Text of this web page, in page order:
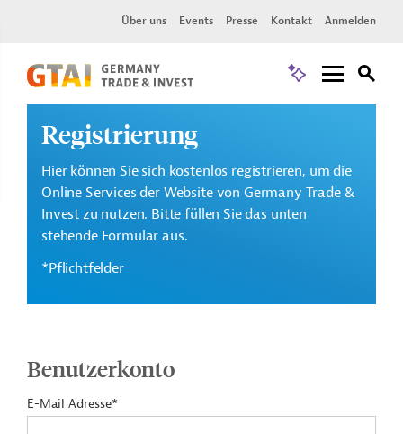
Über uns Events Presse Kontakt Anmelden
Registrierung
Hier können Sie sich kostenlos registrieren, um die
Online Services der Website von Germany Trade &
Invest zu nutzen. Bitte füllen Sie das unten
stehende Formular aus.
*Pflichtfelder
Benutzerkonto
E-Mail Adresse*